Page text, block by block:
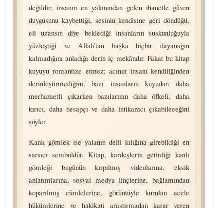
değildir; insanın en yakınından gelen ihanetle güven
duygusunu kaybettiği, sesinin kendisine geri döndüğü,
eli uzansın diye beklediği insanların suskunluğuyla
yüzleştiği ve Allah’tan başka hiçbir dayanağın
kalmadığını anladığı derin iç mekândır. Fakat bu kitap
kuyuyu romantize etmez; acının insanı kendiliğinden
derinleştirmediğini, bazı insanların kuyudan daha
merhametli çıkarken bazılarının daha öfkeli, daha
kırıcı, daha hesapçı ve daha intikamcı çıkabileceğini
söyler.
Kanlı gömlek ise yalanın delil kılığına girebildiği en
sarsıcı semboldür. Kitap, kardeşlerin getirdiği kanlı
gömleği bugünün kırpılmış videolarına, eksik
anlatımlarına, sosyal medya linçlerine, bağlamından
koparılmış cümlelerine, görüntüyle kurulan acele
hükümlerine ve hakikati araştırmadan karar veren